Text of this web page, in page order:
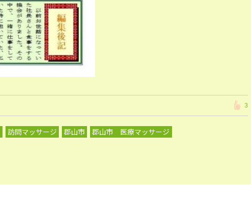
3
訪問マッサージ 郡山市
郡山市 医療マッサージ